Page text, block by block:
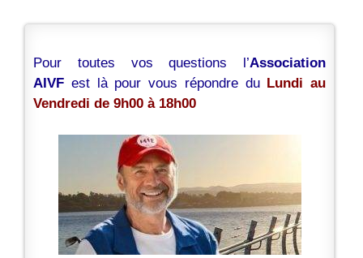
Pour toutes vos questions l’Association
AIVF est là pour vous répondre du Lundi au
Vendredi de 9h00 à 18h00